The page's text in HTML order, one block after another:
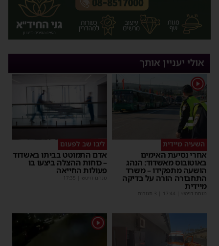
אולי יעניין אותך
1
השעיה מיידית
אחרי נסיעת האימים
באוטובוס מאשדוד: הנהג
הושעה מתפקידו – משרד
התחבורה הורה על בדיקה
מיידית
מנחם דויטש 17:44
ליבו שב לפעום
אדם התמוטט בביתו באשדוד
– כוחות ההצלה ביצעו בו
פעולות החייאה
מנחם דויטש 17:35
1